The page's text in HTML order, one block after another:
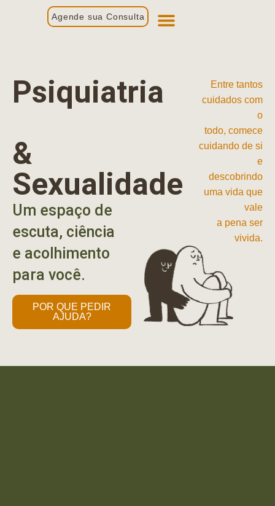
Agende sua Consulta
Psiquiatria
&
Sexualidade
Um espaço de
escuta, ciência
e acolhimento
para você.
POR QUE PEDIR
AJUDA?
Entre tantos
cuidados com
o
todo, comece
cuidando de si
e
descobrindo
uma vida que
vale
a pena ser
vivida.